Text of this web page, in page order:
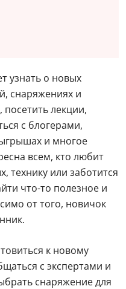
узнать о новых
снаряжениях и
посетить лекции,
с блогерами,
и многое
всем, кто любит
технику или заботится
что-то полезное и
от того, новичок
к новому
с экспертами и
снаряжение для